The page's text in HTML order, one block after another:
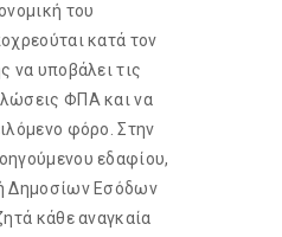
του
κατά τον
να υποβάλει τις
ΦΠΑ και να
φόρο. Στην
εδαφίου,
Δημοσίων Εσόδων
κάθε αναγκαία